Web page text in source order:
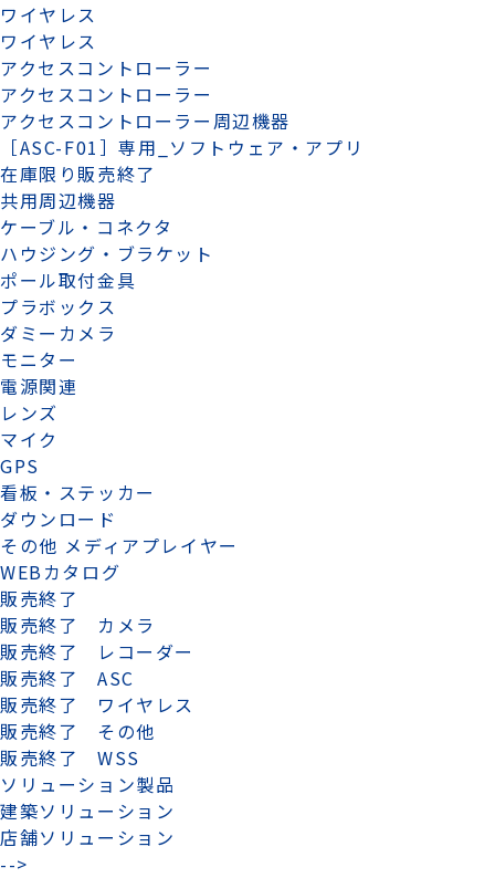
ワイヤレス
ワイヤレス
アクセスコントローラー
アクセスコントローラー
アクセスコントローラー周辺機器
［ASC-F01］専用_ソフトウェア・アプリ
在庫限り販売終了
共用周辺機器
ケーブル・コネクタ
ハウジング・ブラケット
ポール取付金具
プラボックス
ダミーカメラ
モニター
電源関連
レンズ
マイク
GPS
看板・ステッカー
ダウンロード
その他 メディアプレイヤー
WEBカタログ
販売終了
販売終了 カメラ
販売終了 レコーダー
販売終了 ASC
販売終了 ワイヤレス
販売終了 その他
販売終了 WSS
ソリューション製品
建築ソリューション
店舗ソリューション
-->